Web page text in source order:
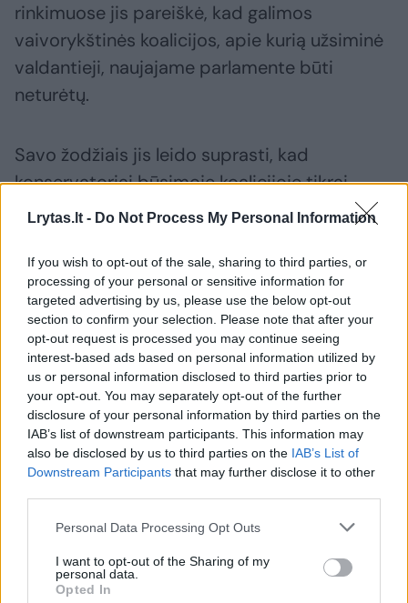
Lrytas.lt - Do Not Process My Personal Information
If you wish to opt-out of the sale, sharing to third parties, or
processing of your personal or sensitive information for
targeted advertising by us, please use the below opt-out
section to confirm your selection. Please note that after your
opt-out request is processed you may continue seeing
interest-based ads based on personal information utilized by
us or personal information disclosed to third parties prior to
your opt-out. You may separately opt-out of the further
disclosure of your personal information by third parties on the
IAB’s list of downstream participants. This information may
also be disclosed by us to third parties on the IAB’s List of
Downstream Participants that may further disclose it to other
Personal Data Processing Opt Outs
I want to opt-out of the Sharing of my
personal data.
Opted In
rinkimuose jis pareiškė, kad galimos
vaivorykštinės koalicijos, apie kurią užsiminė
valdantieji, naujajame parlamente būti
neturėtų.
Savo žodžiais jis leido suprasti, kad
konservatoriai būsimoje koalicijoje tikrai
nepageidaujami – tą G.Nausėda
prieš rinkimus, ir pažerdamas itin sarkastiškų
replikų jų pusėn.
„Noriu tikėtis, kad visos kalbos apie visokias
vaivorykštines koalicijas liks tik kalbomis,
piešiniais, taip sakant, ant grindinio, ir kad
šiuo metu mums reikia ne vaivorykštinės
koalicijos, o koalicijos, kuri turėtų pažiūrų
krikščionių demokratų (TS-LKD) lyderis